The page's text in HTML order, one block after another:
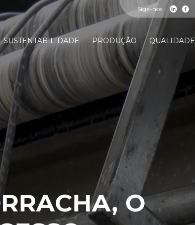
Siga-nos
SUSTENTABILIDADE PRODUÇÃO QUALIDADE
O